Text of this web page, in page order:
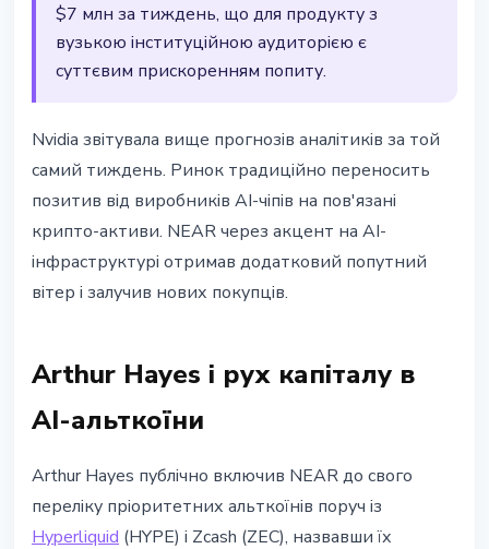
$7 млн за тиждень, що для продукту з
вузькою інституційною аудиторією є
суттєвим прискоренням попиту.
Nvidia звітувала вище прогнозів аналітиків за той
самий тиждень. Ринок традиційно переносить
позитив від виробників AI-чіпів на пов'язані
крипто-активи. NEAR через акцент на AI-
інфраструктурі отримав додатковий попутний
вітер і залучив нових покупців.
Arthur Hayes і рух капіталу в
AI-альткоїни
Arthur Hayes публічно включив NEAR до свого
переліку пріоритетних альткоїнів поруч із
Hyperliquid (HYPE) і Zcash (ZEC), назвавши їх